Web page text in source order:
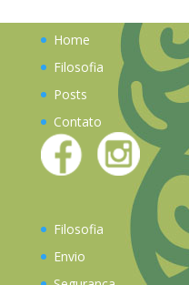
Home
Filosofia
Posts
Contato
Filosofia
Envio